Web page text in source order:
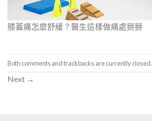
膝蓋痛怎麼舒緩？醫生這樣做痛處掰掰
Both comments and trackbacks are currently closed.
Next →